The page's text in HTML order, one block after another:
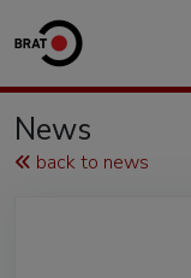
News
back to news